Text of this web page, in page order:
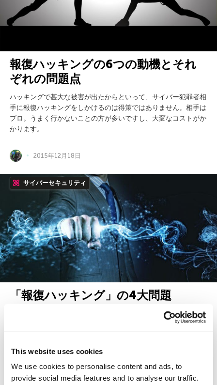
This website uses cookies
We use cookies to personalise content and ads, to
provide social media features and to analyse our traffic.
報復ハッキングの6つの動機とそれ
ぞれの問題点
ハッキングで甚大な被害が出たからといって、サイバー犯罪者相
手に報復ハッキングをしかけるのは得策ではありません。相手は
プロ。うまく行かないことの方が多いですし、大変なコストがか
かります。
2015年12月18日
サイバーセキュリティ
「報復ハッキング」の4大問題
目には目を、ハッキングにはハッキングを、という風潮が一部に
あります。といっても、サイバー空間には現実世界にない特徴が
2015年12月17日